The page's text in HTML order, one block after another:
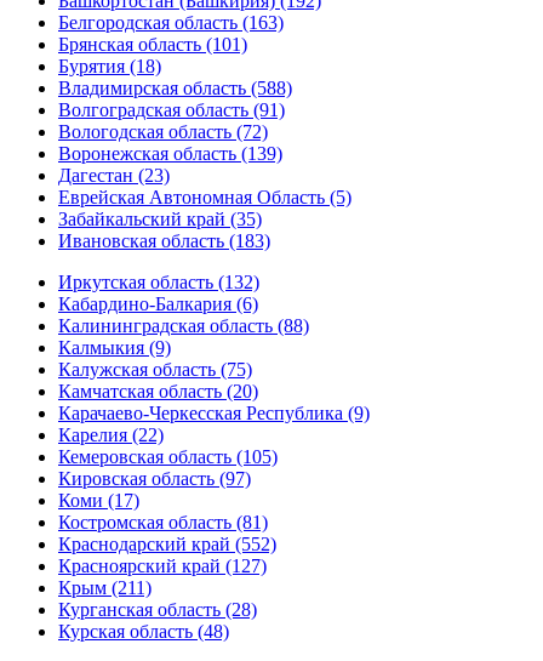
Белгородская область (163)
Брянская область (101)
Бурятия (18)
Владимирская область (588)
Волгоградская область (91)
Вологодская область (72)
Воронежская область (139)
Дагестан (23)
Еврейская Автономная Область (5)
Забайкальский край (35)
Ивановская область (183)
Иркутская область (132)
Кабардино-Балкария (6)
Калининградская область (88)
Калмыкия (9)
Калужская область (75)
Камчатская область (20)
Карачаево-Черкесская Республика (9)
Карелия (22)
Кемеровская область (105)
Кировская область (97)
Коми (17)
Костромская область (81)
Краснодарский край (552)
Красноярский край (127)
Крым (211)
Курганская область (28)
Курская область (48)